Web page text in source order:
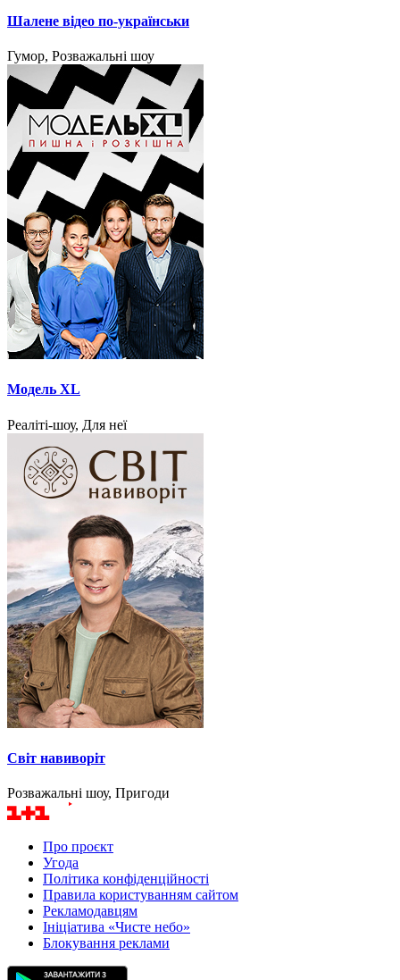
Шалене відео по-українськи
Гумор, Розважальні шоу
Модель XL
Реаліті-шоу, Для неї
Світ навиворіт
Розважальні шоу, Пригоди
Про проєкт
Угода
Політика конфіденційності
Правила користуванням сайтом
Рекламодавцям
Ініціатива «Чисте небо»
Блокування реклами